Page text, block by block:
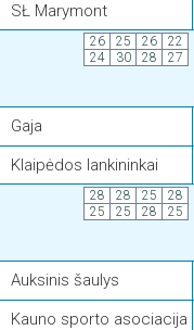
SŁ Marymont
26 25 26
22
24
30 28 27
Gaja
Klaipėdos lankininkai
28 28 25
28
25
25 28 25
Auksinis šaulys
Kauno sporto asociacija